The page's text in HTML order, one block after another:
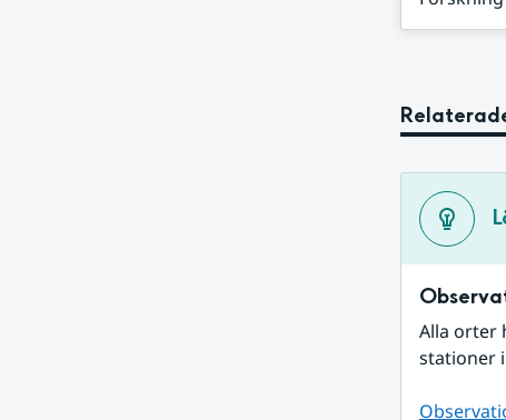
Alla orter
stationer